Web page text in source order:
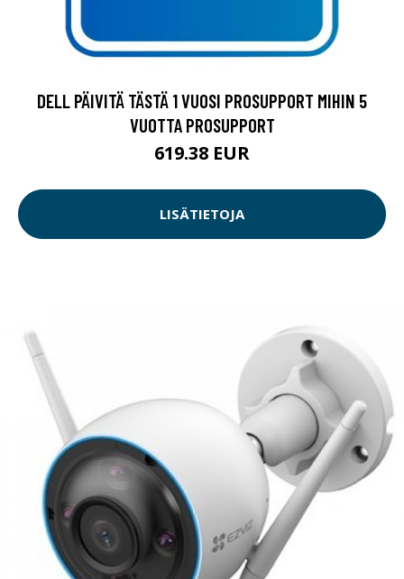
DELL PÄIVITÄ TÄSTÄ 1 VUOSI PROSUPPORT MIHIN 5
VUOTTA PROSUPPORT
619.38 EUR
LISÄTIETOJA